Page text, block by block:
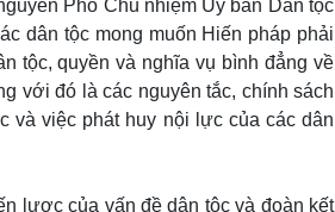
Phó Chủ nhiệm Ủy ban Dân tộc
dân tộc mong muốn Hiến pháp phải
tộc, quyền và nghĩa vụ bình đẳng về
với đó là các nguyên tắc, chính sách
và việc phát huy nội lực của các dân
lược của vấn đề dân tộc và đoàn kết